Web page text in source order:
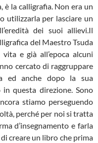
è la calligrafia. Non era un
utilizzarla per lasciare un
dei suoi allievi.Il
del Maestro Tsuda
e già all’epoca alcuni
cercato di raggruppare
ed anche dopo la sua
questa direzione. Sono
stiamo perseguendo
perché per noi si tratta
d’insegnamento e farla
creare un libro che prima